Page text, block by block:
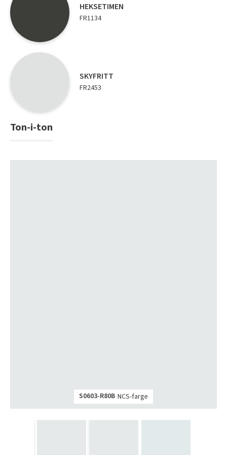
Bli inspirert av nye fargepaletter fra Årets Farge 2026!
Tarkett Shade Eik Soft Beige Parkett
HEKSETIMEN
FR1134
SKYFRITT
FR2453
Ton-i-ton
S0603-R80B NCS-farge